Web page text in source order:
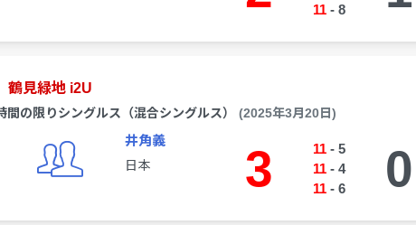
11- 8
鶴見緑地 i2U
間の限りシングルス（混合シングルス） (2025年3月20日)
井角義
日本 3 11- 5
11- 4
11- 6 0